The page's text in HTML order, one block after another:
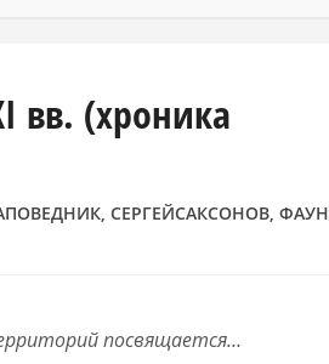
вв. (хроника
, СЕРГЕЙСАКСОНОВ,
посвящается…